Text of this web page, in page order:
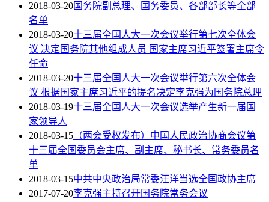
2018-03-20国务院副总理、国务委员、各部部长等全部
名单
2018-03-20十三届全国人大一次会议举行第七次全体会
议 决定国务院其他组成人员 国家主席习近平签署主席令
任命
2018-03-20十三届全国人大一次会议举行第六次全体会
议 根据国家主席习近平的提名决定李克强为国务院总理
2018-03-19十三届全国人大一次会议选举产生新一届国
家领导人
2018-03-15 （两会受权发布）中国人民政治协商会议第
十三届全国委员会主席、副主席、秘书长、常务委员名
单
2018-03-15中共中央政治局常委汪洋当选全国政协主席
2017-07-20李克强主持召开国务院常务会议